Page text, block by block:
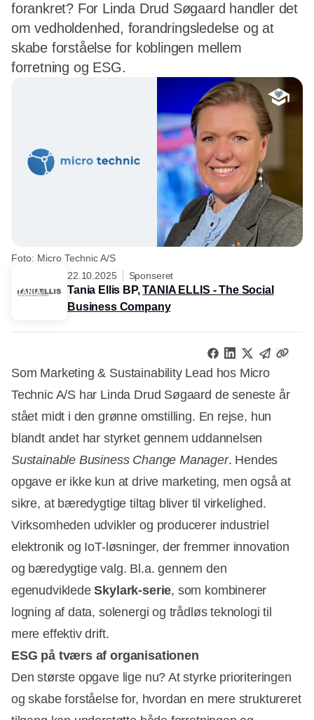
forankret? For Linda Drud Søgaard handler det
om vedholdenhed, forandringsledelse og at
skabe forståelse for koblingen mellem
forretning og ESG.
Foto: Micro Technic A/S
22.10.2025
Sponseret
Tania Ellis BP,TANIA ELLIS - The Social
Business Company
Som Marketing & Sustainability Lead hos Micro
Technic A/S har Linda Drud Søgaard de seneste år
stået midt i den grønne omstilling. En rejse, hun
blandt andet har styrket gennem uddannelsen
Sustainable Business Change Manager. Hendes
opgave er ikke kun at drive marketing, men også at
sikre, at bæredygtige tiltag bliver til virkelighed.
Virksomheden udvikler og producerer industriel
elektronik og IoT-løsninger, der fremmer innovation
og bæredygtige valg. Bl.a. gennem den
egenudvikledeSkylark-serie, som kombinerer
logning af data, solenergi og trådløs teknologi til
mere effektiv drift.
ESG på tværs af organisationen
Den største opgave lige nu? At styrke prioriteringen
og skabe forståelse for, hvordan en mere struktureret